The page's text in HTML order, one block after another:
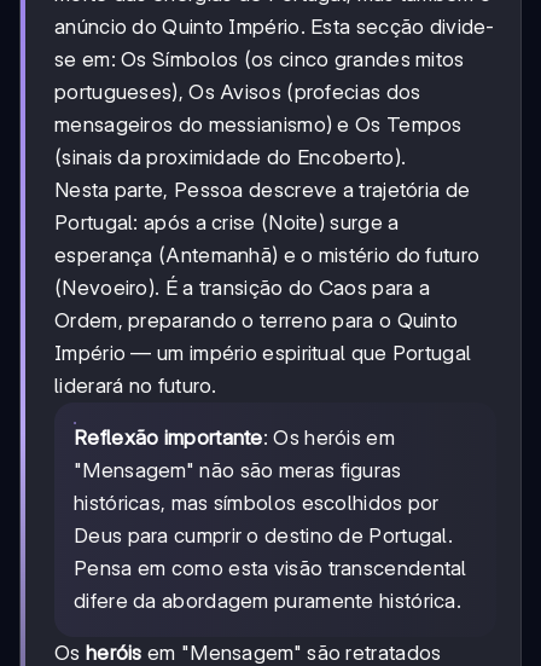
anúncio do Quinto Império. Esta secção divide-
se em: Os Símbolos (os cinco grandes mitos
portugueses), Os Avisos (profecias dos
mensageiros do messianismo) e Os Tempos
(sinais da proximidade do Encoberto).
Nesta parte, Pessoa descreve a trajetória de
Portugal: após a crise (Noite) surge a
esperança (Antemanhã) e o mistério do futuro
(Nevoeiro). É a transição do Caos para a
Ordem, preparando o terreno para o Quinto
Império — um império espiritual que Portugal
liderará no futuro.
Reflexão importante: Os heróis em
"Mensagem" não são meras figuras
históricas, mas símbolos escolhidos por
Deus para cumprir o destino de Portugal.
Pensa em como esta visão transcendental
difere da abordagem puramente histórica.
Os heróis em "Mensagem" são retratados